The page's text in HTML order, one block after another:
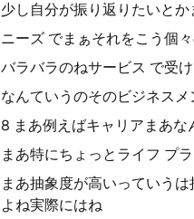
少し自分が振り返りたいと
ニーズ でまぁそれをこう個
バラバラのねサービス で受
なんていうのそのビジネス
8 まあ例えばキャリアまあ
まあ特にちょっとライフ プ
まあ抽象度が高いっていう
よね実際にはね